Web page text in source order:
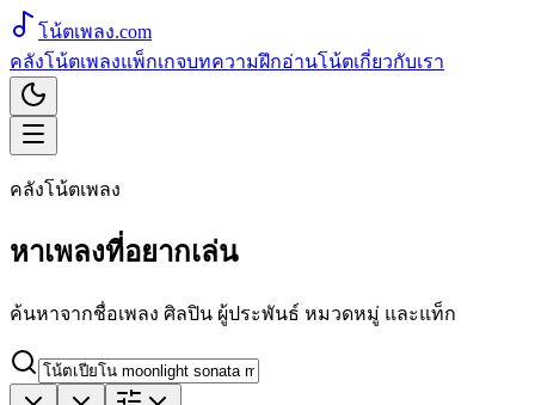
โน้ตเพลง.com
คลังโน้ตเพลงแพ็กเกจบทความฝึกอ่านโน้ตเกี่ยวกับเรา
คลังโน้ตเพลง
หาเพลงที่อยากเล่น
ค้นหาจากชื่อเพลง ศิลปิน ผู้ประพันธ์ หมวดหมู่ และแท็ก